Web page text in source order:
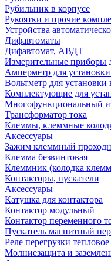
Рубильник в корпусе
Рукоятки и прочие
Устройства
Дифавтоматы
Дифавтомат, АВДТ
Измерительные приборы
Амперметр для
Вольтметр для
Комплектующие для
Многофункциональный
Трансформатор тока
Клеммы, клеммные
Аксессуары
Зажим клеммный
Клемма безвинтовая
Клеммник (колодка
Контакторы, пускатели
Аксессуары
Катушка для контактора
Контактор модульный
Контактор переменного
Пускатель магнитный
Реле перегрузки тепловое
Молниезащита и